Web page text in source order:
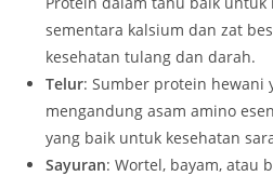
sementara kalsium dan zat
kesehatan tulang dan darah.
Telur: Sumber protein hewani
mengandung asam amino
yang baik untuk kesehatan
Sayuran: Wortel, bayam, atau